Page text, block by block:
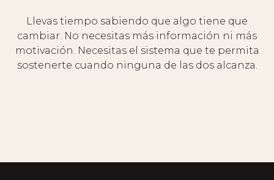
Llevas tiempo sabiendo que algo tiene que
cambiar. No necesitas más información ni más
motivación. Necesitas el sistema que te permita
sostenerte cuando ninguna de las dos alcanza.